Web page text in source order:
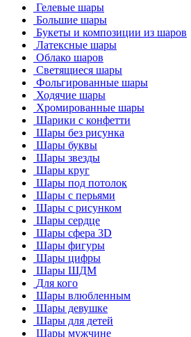
Гелевые шары
Большие шары
Букеты и композиции из шаров
Латексные шары
Облако шаров
Светящиеся шары
Фольгированные шары
Ходячие шары
Хромированные шары
Шарики с конфетти
Шары без рисунка
Шары буквы
Шары звезды
Шары круг
Шары под потолок
Шары с перьями
Шары с рисунком
Шары сердце
Шары сфера 3D
Шары фигуры
Шары цифры
Шары ШДМ
Для кого
Шары влюбленным
Шары девушке
Шары для детей
Шары мужчине